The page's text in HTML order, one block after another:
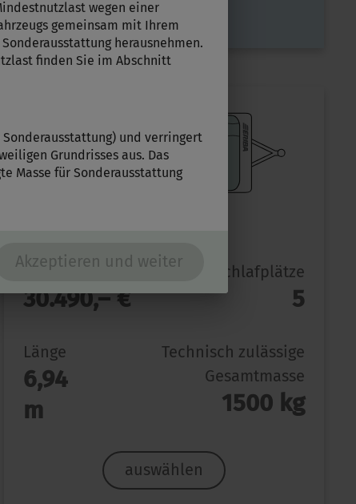
ausgewählt
Preis ab
30.490,– €
Schlafplätze
5
Länge
6,94
m
Technisch zulässige
Gesamtmasse
1500 kg
auswählen
wegen einer
gemeinsam mit Ihrem
herausnehmen.
finden Sie im Abschnitt
und verringert
Grundrisses aus. Das
Masse für Sonderausstattung
Akzeptieren und weiter